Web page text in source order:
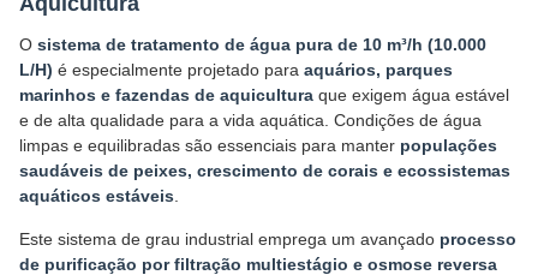
O sistema de tratamento de água pura de 10 m³/h (10.000
L/H) é especialmente projetado para aquários, parques
marinhos e fazendas de aquicultura que exigem água estável
e de alta qualidade para a vida aquática. Condições de água
limpas e equilibradas são essenciais para manter populações
saudáveis de peixes, crescimento de corais e ecossistemas
aquáticos estáveis
Este sistema de grau industrial emprega um avançado processo
de purificação por filtração multiestágio e osmose reversa